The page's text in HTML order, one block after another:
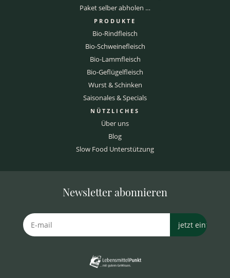
Paket selber abholen …
PRODUKTE
Bio-Rindfleisch
Bio-Schweinefleisch
Bio-Lammfleisch
Bio-Geflügelfleisch
Wurst & Schinken
Saisonales & Specials
NÜTZLICHES
Über uns
Blog
Slow Food Unterstützung
Newsletter abonnieren